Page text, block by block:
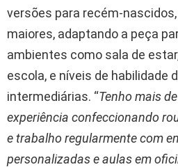
versões para recém-
maiores, adaptando a peça
ambientes como sala de
escola, e níveis de habilidade
intermediárias. “Tenho mais
experiência confeccionando
e trabalho regularmente com
personalizadas e aulas em